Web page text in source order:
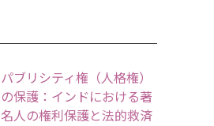
パブリシティ権（人格権）
の保護：インドにおける著
名人の権利保護と法的救済